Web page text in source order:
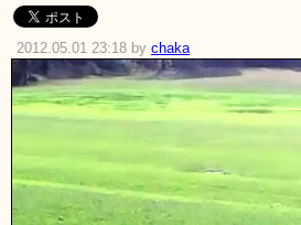
2012.05.01 23:18 by chaka